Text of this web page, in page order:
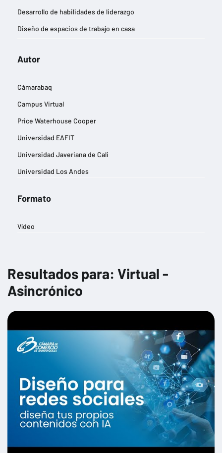
Desarrollo de habilidades de liderazgo
Diseño de espacios de trabajo en casa
Eficiencia energética y reducción de la huella de carbono
Gestión de riesgos empresariales
Gestión eficiente de inventarios
Herramientas digitales para la productividad
Impacto de las nuevas regulaciones en diferentes sectores
Marketing Digital
Normativas y regulaciones de comercio exterior
Opciones de financiamiento para empresas
Preparación para la búsqueda de inversores
Protección de datos y privacidad
Seguridad cibernética para no especialistas
Técnicas de venta y negociación
Autor
Cámarabaq
Campus Virtual
Price Waterhouse Cooper
Universidad EAFIT
Universidad Javeriana de Cali
Universidad Los Andes
Formato
Vídeo
Resultados para: Virtual -
Asincrónico